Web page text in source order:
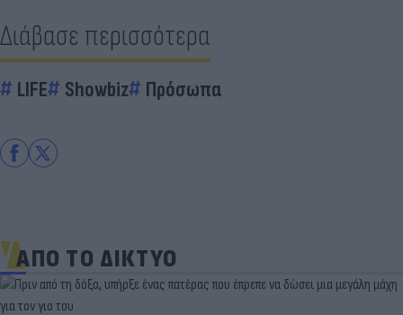
Διάβασε περισσότερα
LIFE Showbiz Πρόσωπα
ΑΠΟ ΤΟ ΔΙΚΤΥΟ